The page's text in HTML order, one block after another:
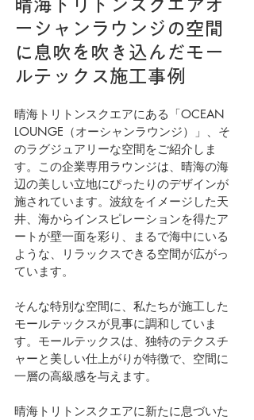
晴海トリトンスクエアオ
ーシャンラウンジの空間
に息吹を吹き込んだモー
ルテックス施工事例
晴海トリトンスクエアにある「OCEAN
LOUNGE（オーシャンラウンジ）」、そ
のラグジュアリーな空間をご紹介しま
す。この企業専用ラウンジは、晴海の海
辺の美しい立地にぴったりのデザインが
施されています。波紋をイメージした天
井、海からインスピレーションを得たア
ートが壁一面を彩り、まるで海中にいる
ような、リラックスできる空間が広がっ
ています。
そんな特別な空間に、私たちが施工した
モールテックスが見事に調和していま
す。モールテックスは、独特のテクスチ
ャーと美しい仕上がりが特徴で、空間に
一層の高級感を与えます。
晴海トリトンスクエアに新たに息づいた